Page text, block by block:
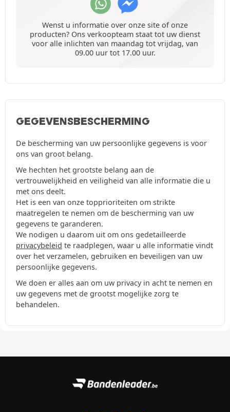
Wenst u informatie over onze site of onze
producten? Ons verkoopteam staat tot uw dienst
voor alle inlichten van maandag tot vrijdag, van
09.00 uur tot 17.00 uur.
GEGEVENSBESCHERMING
De bescherming van uw persoonlijke gegevens is voor
ons van groot belang.
We hechten het grootste belang aan de
vertrouwelijkheid en veiligheid van alle informatie die u
met ons deelt.
Het is een van onze topprioriteiten om strikte
maatregelen te nemen om de bescherming van uw
gegevens te garanderen.
We nodigen u daarom uit om ons gedetailleerde
privacybeleid te raadplegen, waar u alle informatie vindt
over het verzamelen, gebruiken en beveiligen van uw
persoonlijke gegevens.
We doen er alles aan om uw privacy in acht te nemen en
uw gegevens met de grootst mogelijke zorg te
behandelen.